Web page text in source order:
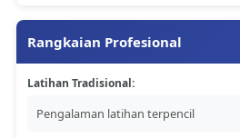
Rangkaian Profesional
Latihan Tradisional:
Pengalaman latihan terpencil